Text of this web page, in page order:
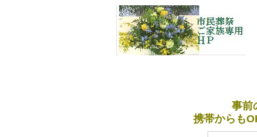
事前
携帯からも